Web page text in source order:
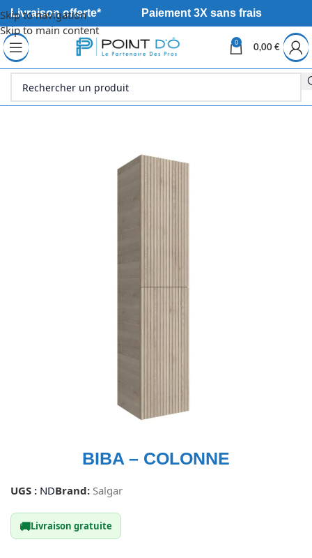
Skip to navigation
Skip to main content
Livraison offerte* Paiement 3X sans frais
0
0,00 €
Accueil Sanitaire Meuble
BIBA – COLONNE
UGS : NDBrand: Salgar
🚚Livraison gratuite